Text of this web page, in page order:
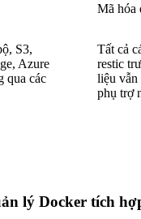
S3,
Azure
qua các
Mã hóa
Tất cả
restic
liệu vẫn
phụ trợ
lý Docker tích